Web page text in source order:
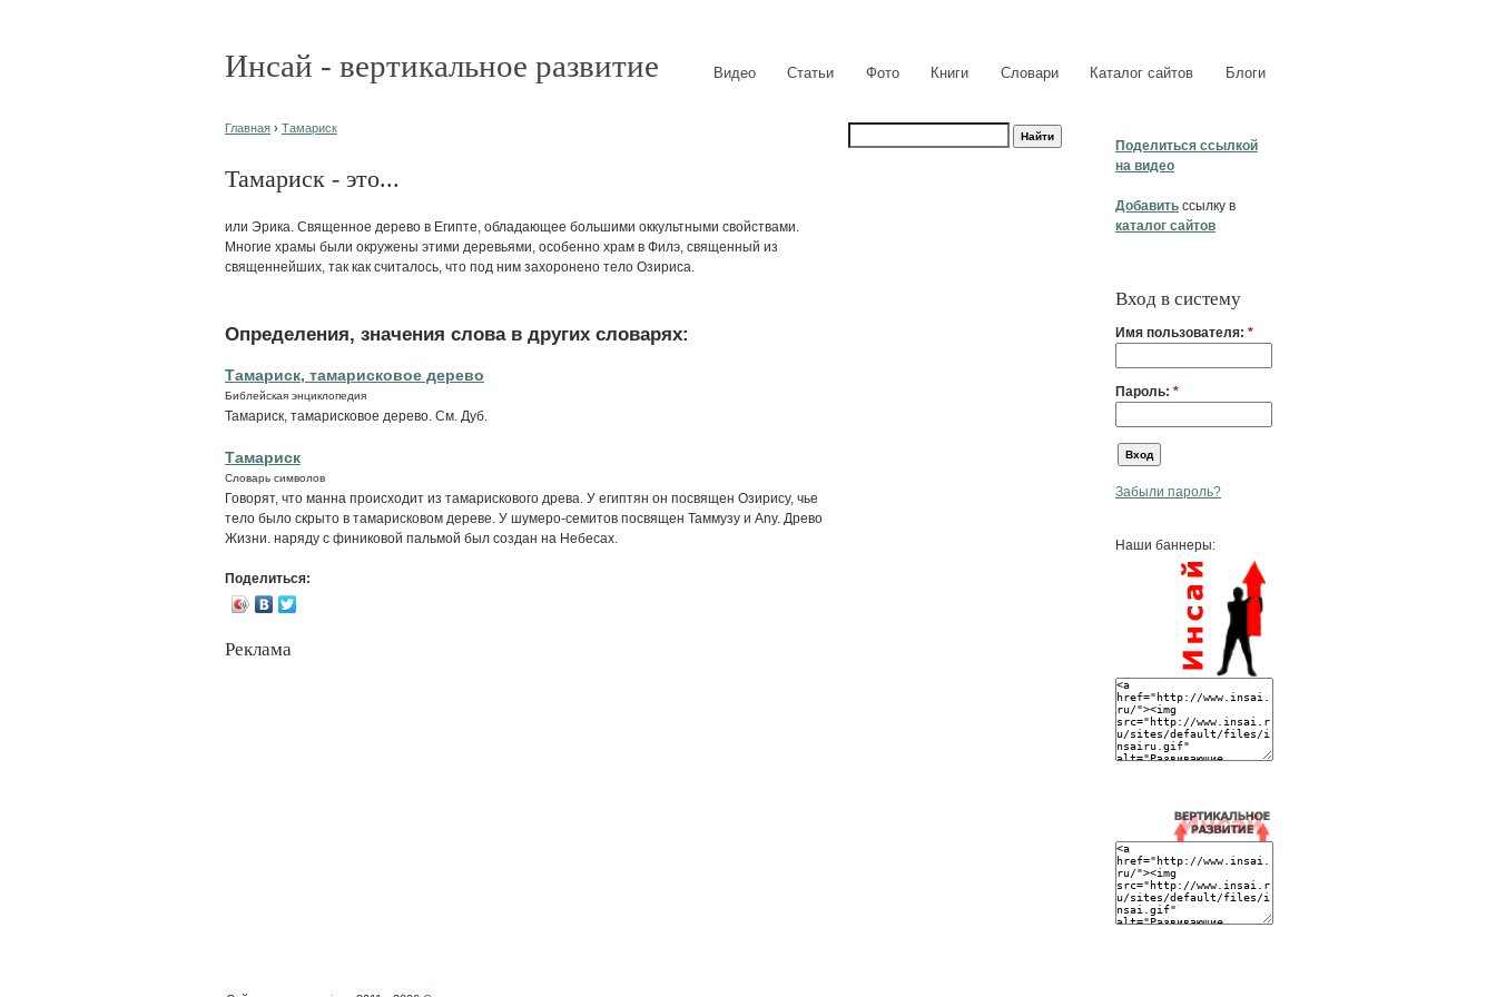
Инсай - вертикальное развитие Видео Статьи Фото Книги Словари Каталог сайтов Блоги
Поделиться ссылкой
на видео
Добавить ссылку в
каталог сайтов
Вход в систему
Имя пользователя: *
Пароль: *
Забыли пароль?
Наши баннеры:
Главная › Тамариск
Тамариск - это...
или Эрика. Священное дерево в Египте, обладающее большими оккультными свойствами.
Многие храмы были окружены этими деревьями, особенно храм в Филэ, священный из
священнейших, так как считалось, что под ним захоронено тело Озириса.
Определения, значения слова в других словарях:
Тамариск, тамарисковое дерево
Библейская энциклопедия
Тамариск, тамарисковое дерево. См. Дуб.
Тамариск
Словарь символов
Говорят, что манна происходит из тамарискового древа. У египтян он посвящен Озирису, чье
тело было скрыто в тамарисковом дереве. У шумеро-семитов посвящен Таммузу и Any. Древо
Жизни. наряду с финиковой пальмой был создан на Небесах.
Поделиться:
Реклама